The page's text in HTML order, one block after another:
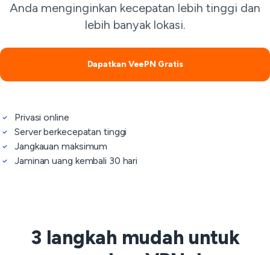
Anda menginginkan kecepatan lebih tinggi dan
lebih banyak lokasi.
Dapatkan VeePN Gratis
Privasi online
Server berkecepatan tinggi
Jangkauan maksimum
Jaminan uang kembali 30 hari
3 langkah mudah untuk